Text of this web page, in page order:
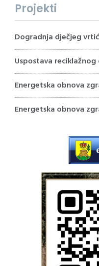
Projekti
Dogradnja dječjeg
Uspostava
Energetska obnova
Energetska obnova